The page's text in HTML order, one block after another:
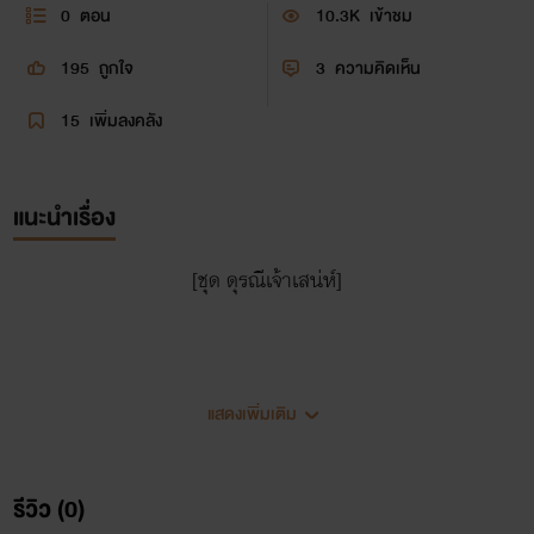
0 ตอน 10.3K เข้าชม
195 ถูกใจ 3 ความคิดเห็น
15 เพิ่มลงคลัง
แนะนำเรื่อง
[ชุด ดุรณีเจ้าเสน่ห์]
แสดงเพิ่มเติม
รีวิว (0)